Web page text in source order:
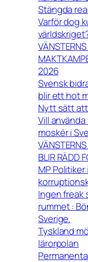
Stängda
Varför dog
2026
Svensk
blir ett hot
Nytt sätt
Vill
moskér i
BLIR RÄDD
MP
Ingen freak
rummet :
Sverige.
Tyskland
lärorpolan